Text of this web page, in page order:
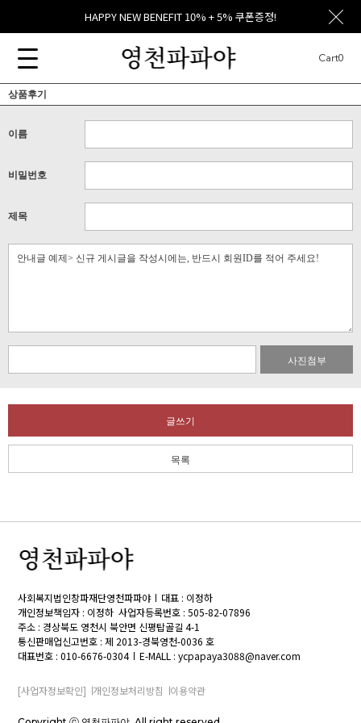
HAPPY NEW BENEFIT 10% + 5% 쿠폰증정!
Cart0
상품후기
이름
비밀번호
제목
사진첨부
글쓰기
목록
사회복지법인창파재단영천파파야
대표 : 이정하
개인정보책임자 : 이정하 사업자등록번호 : 505-82-07896
주소 : 경상북도 영천시 북안면 신평탑골길 4-1
통신판매업신고번호 : 제 2013-경북영천-0036 호
대표번호 : 010-6676-0304
E-MALL : ycpapaya3088@naver.com
[사업자정보확인] 개인정보처리방침 이용약관